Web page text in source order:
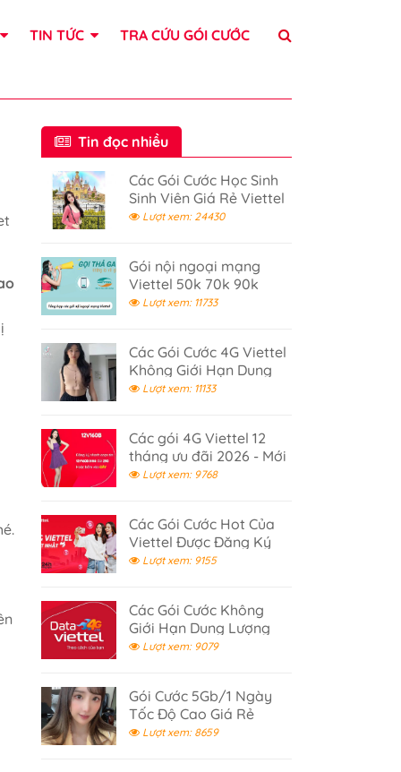
TIN TỨC TRA CỨU GÓI CƯỚC
Tin đọc nhiều
Các Gói Cước Học Sinh
Sinh Viên Giá Rẻ Viettel
Lượt xem: 24430
Gói nội ngoại mạng
Viettel 50k 70k 90k
120k - Gọi điện thả ga
Lượt xem: 11733
Các Gói Cước 4G Viettel
Không Giới Hạn Dung
Lượng 2026
Lượt xem: 11133
Các gói 4G Viettel 12
tháng ưu đãi 2026 - Mới
Cập Nhật
Lượt xem: 9768
Các Gói Cước Hot Của
Viettel Được Đăng Ký
Nhiều 2026
Lượt xem: 9155
Các Gói Cước Không
Giới Hạn Dung Lượng
Data Viettel
Lượt xem: 9079
Gói Cước 5Gb/1 Ngày
Tốc Độ Cao Giá Rẻ
Viettel
Lượt xem: 8659